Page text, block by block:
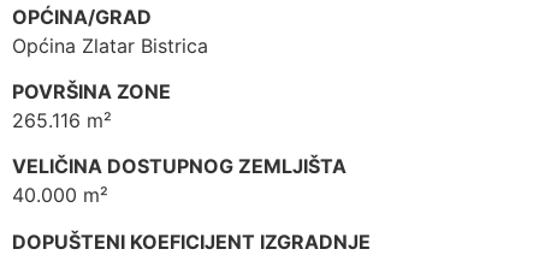
OPĆINA/GRAD
Općina Zlatar Bistrica
POVRŠINA ZONE
265.116 m²
VELIČINA DOSTUPNOG ZEMLJIŠTA
40.000 m²
DOPUŠTENI KOEFICIJENT IZGRADNJE